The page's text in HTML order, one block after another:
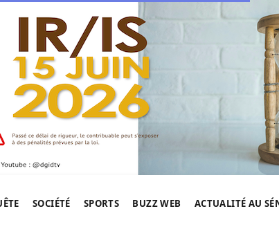
SOCIÉTÉ SPORTS BUZZ WEB ACTUALITÉ AU